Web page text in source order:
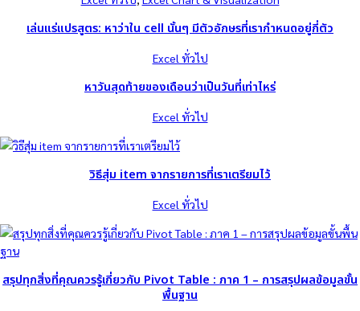
เล่นแร่แปรสูตร: หาว่าใน cell นั้นๆ มีตัวอักษรที่เรากำหนดอยู่กี่ตัว
Excel ทั่วไป
หาวันสุดท้ายของเดือนว่าเป็นวันที่เท่าไหร่
Excel ทั่วไป
วิธีสุ่ม item จากรายการที่เราเตรียมไว้
Excel ทั่วไป
สรุปทุกสิ่งที่คุณควรรู้เกี่ยวกับ Pivot Table : ภาค 1 – การสรุปผลข้อมูลขั้น
พื้นฐาน